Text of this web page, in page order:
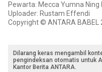
Pewarta: Mecca Yumna Ning
Uploader: Rustam Effendi
Copyright © ANTARA BABEL
Dilarang keras mengambil
pengindeksan otomatis untuk
Kantor Berita ANTARA.